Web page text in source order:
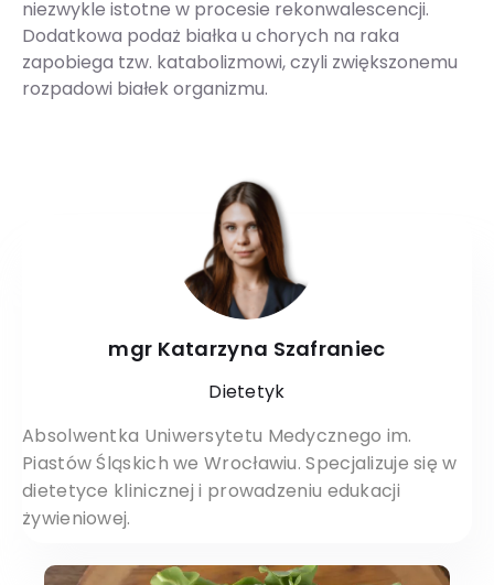
niezwykle istotne w procesie rekonwalescencji.
Dodatkowa podaż białka u chorych na raka
zapobiega tzw. katabolizmowi, czyli zwiększonemu
rozpadowi białek organizmu.
mgr Katarzyna Szafraniec
Dietetyk
Absolwentka Uniwersytetu Medycznego im.
Piastów Śląskich we Wrocławiu. Specjalizuje się w
dietetyce klinicznej i prowadzeniu edukacji
żywieniowej.